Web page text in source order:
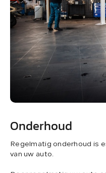
Contact
Onderhoud
Regelmatig onderhoud is
van uw auto.